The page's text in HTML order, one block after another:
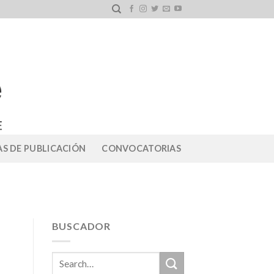
DE PUBLICACIÓN CONVOCATORIAS
BUSCADOR